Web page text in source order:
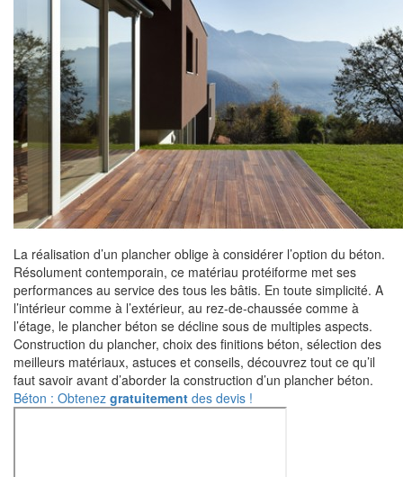
La réalisation d’un plancher oblige à considérer l’option du béton.
Résolument contemporain, ce matériau protéiforme met ses
performances au service des tous les bâtis. En toute simplicité. A
l’intérieur comme à l’extérieur, au rez-de-chaussée comme à
l’étage, le plancher béton se décline sous de multiples aspects.
Construction du plancher, choix des finitions béton, sélection des
meilleurs matériaux, astuces et conseils, découvrez tout ce qu’il
faut savoir avant d’aborder la construction d’un plancher béton.
Béton : Obtenez gratuitement des devis !